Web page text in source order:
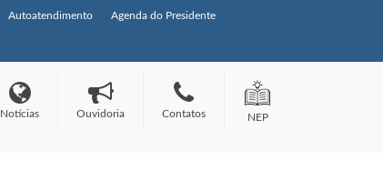
Autoatendimento Agenda do Presidente
Notícias Ouvidoria Contatos NEP